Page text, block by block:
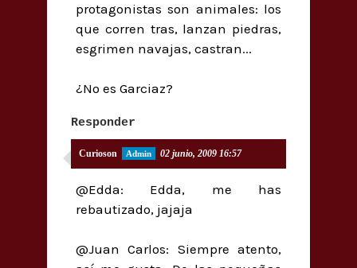
protagonistas son animales: los
que corren tras, lanzan piedras,
esgrimen navajas, castran...
¿No es Garciaz?
Responder
Curioson 02 junio, 2009 16:57
@Edda: Edda, me has
rebautizado, jajaja
@Juan Carlos: Siempre atento,